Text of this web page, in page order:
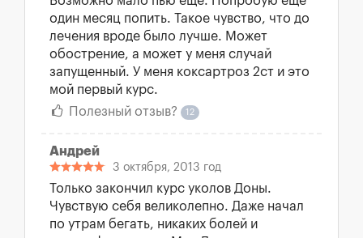
один месяц попить. Такое чувство, что до
лечения вроде было лучше. Может
обострение, а может у меня случай
запущенный. У меня коксартроз 2ст и это
мой первый курс.
Полезный отзыв?
12
Андрей
3 октября, 2013 год
Только закончил курс уколов Доны.
Чувствую себя великолепно. Даже начал
по утрам бегать, никаких болей и